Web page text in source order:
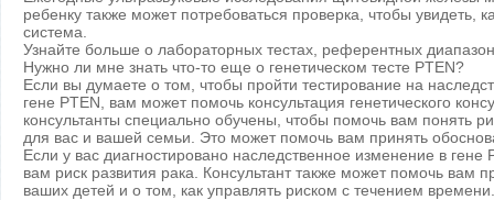
ребенку также может потребоваться проверка, чтобы увидеть,
система.
Узнайте больше о лабораторных тестах, референтных
Нужно ли мне знать что-то еще о генетическом тесте PTEN?
Если вы думаете о том, чтобы пройти тестирование на
гене PTEN, вам может помочь консультация генетического
консультанты специально обучены, чтобы помочь вам понять
для вас и вашей семьи. Это может помочь вам принять
Если у вас диагностировано наследственное изменение в гене
вам риск развития рака. Консультант также может помочь вам
ваших детей и о том, как управлять риском с течением времени.